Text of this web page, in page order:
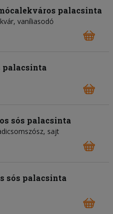
palacsinta
vaníliasodó
palacsinta
sós palacsinta
sajt
sós palacsinta